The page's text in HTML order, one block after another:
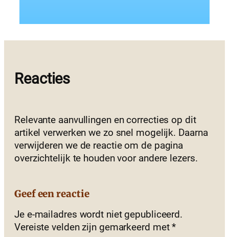
Reacties
Relevante aanvullingen en correcties op dit
artikel verwerken we zo snel mogelijk. Daarna
verwijderen we de reactie om de pagina
overzichtelijk te houden voor andere lezers.
Geef een reactie
Je e-mailadres wordt niet gepubliceerd.
Vereiste velden zijn gemarkeerd met*